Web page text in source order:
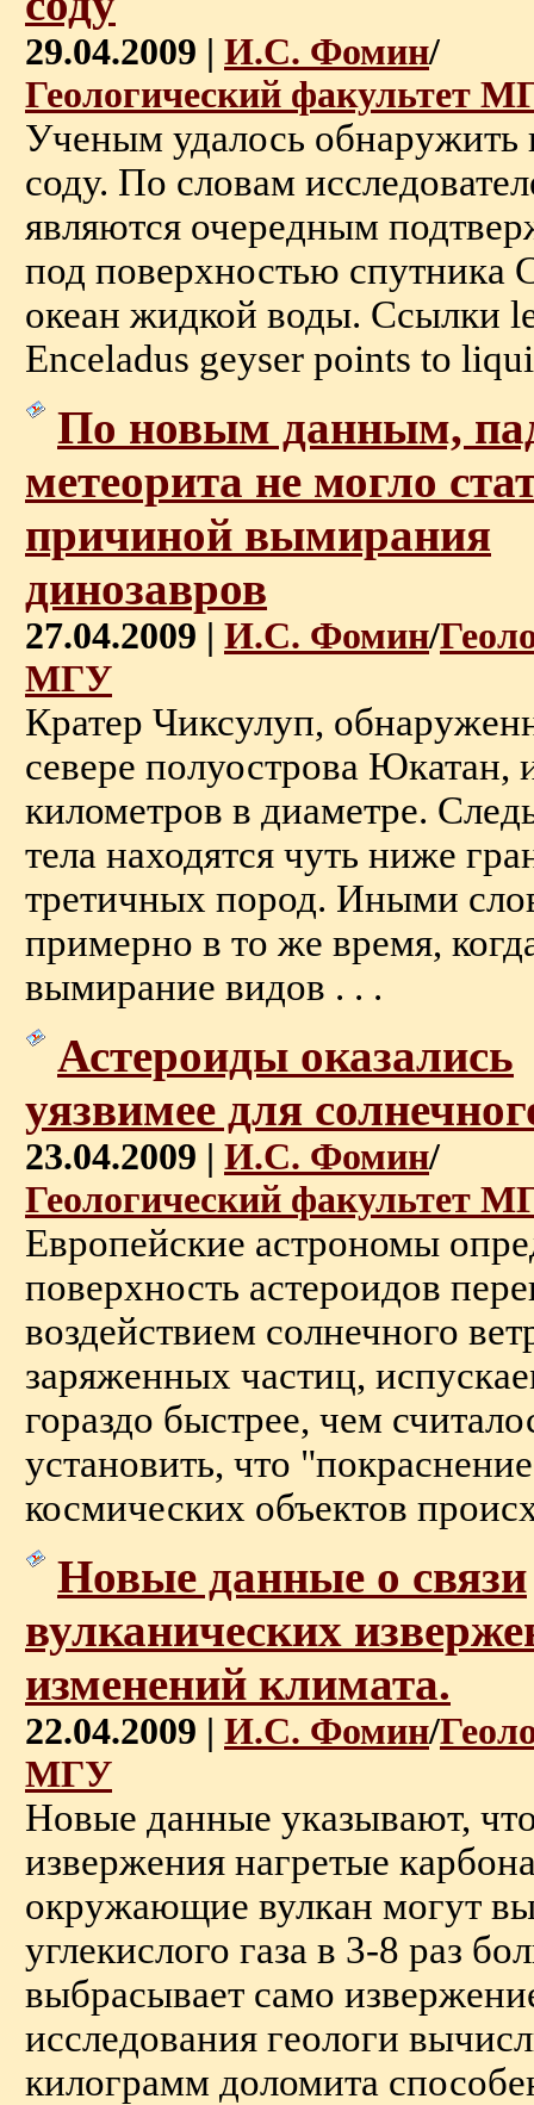
29.04.2009 | И.С. Фомин/
Геологический факультет
Ученым удалось обнаружить
соду. По словам
являются очередным
под поверхностью спутника
океан жидкой воды. Ссылки
Enceladus geyser points to
По новым данным,
метеорита не могло
причиной вымирания
динозавров
27.04.2009 | И.С. Фомин/
МГУ
Кратер Чиксулуп,
севере полуострова Юкатан,
километров в диаметре.
тела находятся чуть ниже
третичных пород. Иными
примерно в то же время,
вымирание видов . . .
Астероиды оказались
уязвимее для
23.04.2009 | И.С. Фомин/
Геологический факультет
Европейские астрономы
поверхность астероидов
воздействием солнечного
заряженных частиц,
гораздо быстрее, чем
установить, что
космических объектов
Новые данные о связи
вулканических
изменений климата.
22.04.2009 | И.С. Фомин/
МГУ
Новые данные указывают, что
извержения нагретые
окружающие вулкан могут
углекислого газа в 3-8 раз
выбрасывает само
исследования геологи
килограмм доломита